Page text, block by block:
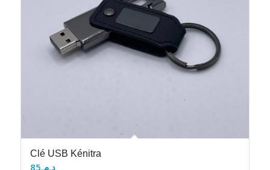
Clé USB Kénitra
د.م.85